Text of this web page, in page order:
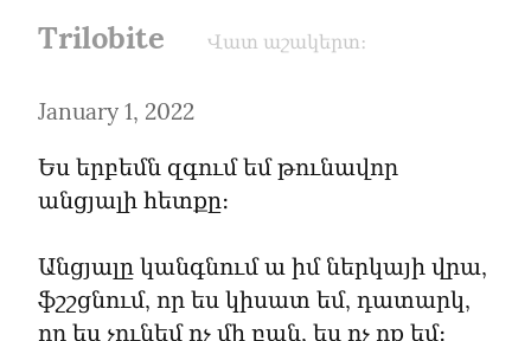
Trilobite Վատ աշակերտ։
January 1, 2022
Ես երբեմն զգում եմ թունավոր
անցյալի հետքը։
Անցյալը կանգնում ա իմ ներկայի վրա,
ֆշշցնում, որ ես կիսատ եմ, դատարկ,
որ ես չունեմ ոչ մի բան, ես ոչ ոք եմ։